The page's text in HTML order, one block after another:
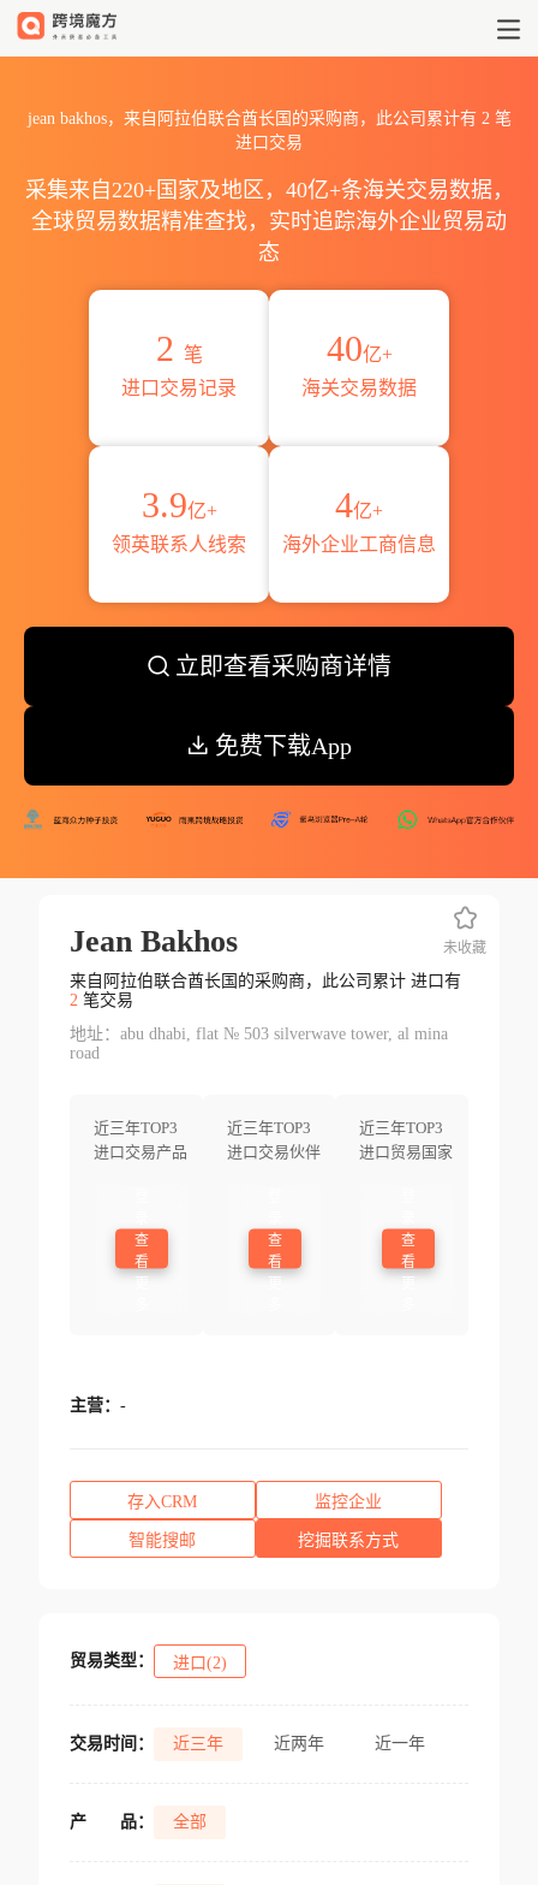
jean bakhos，来自阿拉伯联合酋长国的采购商，此公司累计有 2笔
进口交易
采集来自220+国家及地区，40亿+条海关交易数据，
全球贸易数据精准查找，实时追踪海外企业贸易动
态
2 笔
进口交易记录
40亿+
海关交易数据
3.9亿+
领英联系人线索
4亿+
海外企业工商信息
立即查看采购商详情
免费下载App
Jean Bakhos
来自阿拉伯联合酋长国的采购商，此公司累计 进口有
2笔交易
地址：abu dhabi, flat № 503 silverwave tower, al mina
road
近三年TOP3
进口交易产品
查
看
近三年TOP3
进口交易伙伴
查
看
近三年TOP3
进口贸易国家
查
看
未收藏
主营： -
存入CRM 监控企业
智能搜邮 挖掘联系方式
贸易类型： 进口(2)
交易时间： 近三年 近两年 近一年
产 品： 全部